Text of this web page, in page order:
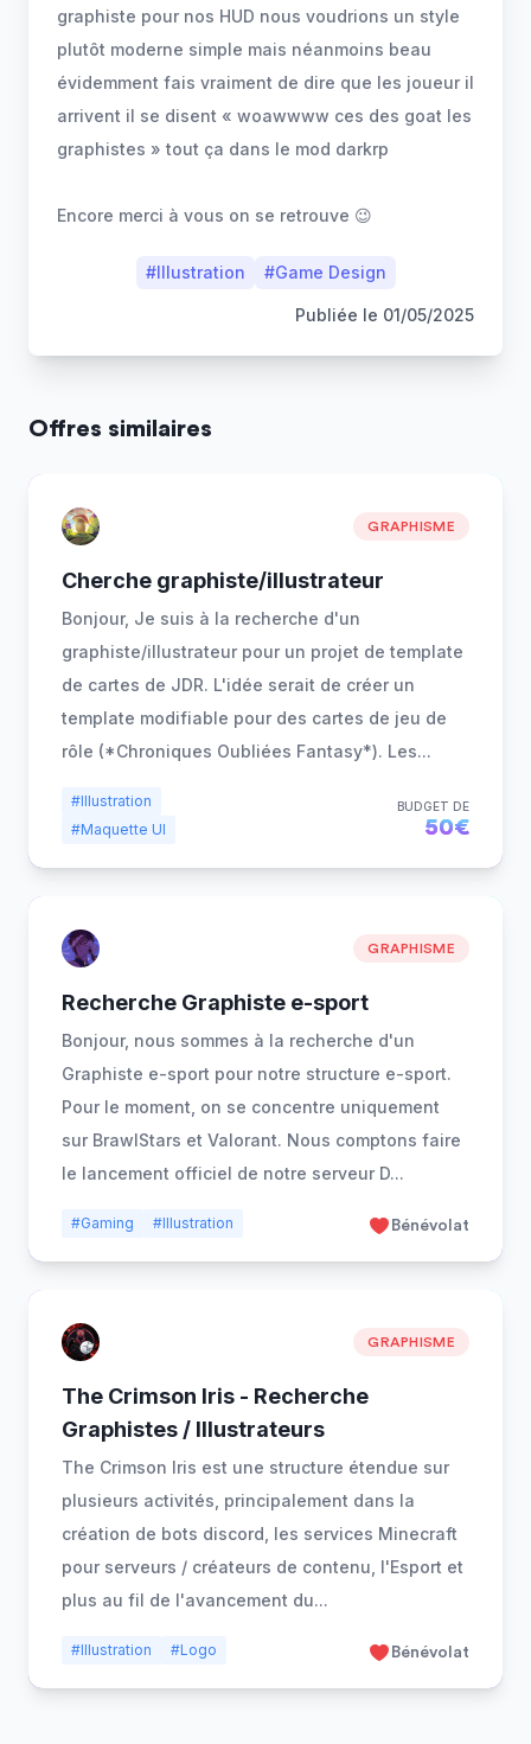
graphiste pour nos HUD nous voudrions un style
plutôt moderne simple mais néanmoins beau
évidemment fais vraiment de dire que les joueur il
arrivent il se disent « woawwww ces des goat les
graphistes » tout ça dans le mod darkrp
Encore merci à vous on se retrouve 😉
#Illustration #Game Design
Publiée le 01/05/2025
Offres similaires
GRAPHISME
Cherche graphiste/illustrateur
Bonjour, Je suis à la recherche d'un
graphiste/illustrateur pour un projet de template
de cartes de JDR. L'idée serait de créer un
template modifiable pour des cartes de jeu de
rôle (*Chroniques Oubliées Fantasy*). Les...
#Illustration
#Maquette UI
BUDGET DE
50€
GRAPHISME
Recherche Graphiste e-sport
Bonjour, nous sommes à la recherche d'un
Graphiste e-sport pour notre structure e-sport.
Pour le moment, on se concentre uniquement
sur BrawlStars et Valorant. Nous comptons faire
le lancement officiel de notre serveur D...
#Gaming #Illustration Bénévolat
GRAPHISME
The Crimson Iris - Recherche
Graphistes / Illustrateurs
The Crimson Iris est une structure étendue sur
plusieurs activités, principalement dans la
création de bots discord, les services Minecraft
pour serveurs / créateurs de contenu, l'Esport et
plus au fil de l'avancement du...
#Illustration #Logo Bénévolat